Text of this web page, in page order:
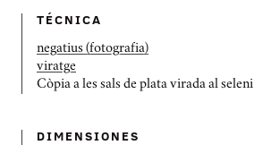
TÉCNICA
negatius (fotografia)
viratge
Còpia a les sals de plata virada al seleni
DIMENSIONES